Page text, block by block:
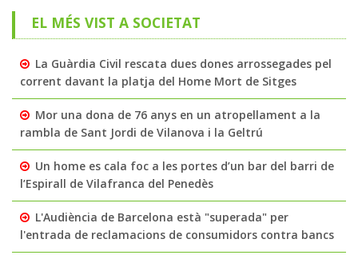
EL MÉS VIST A SOCIETAT
La Guàrdia Civil rescata dues dones arrossegades pel
corrent davant la platja del Home Mort de Sitges
Mor una dona de 76 anys en un atropellament a la
rambla de Sant Jordi de Vilanova i la Geltrú
Un home es cala foc a les portes d’un bar del barri de
l’Espirall de Vilafranca del Penedès
L'Audiència de Barcelona està "superada" per
l'entrada de reclamacions de consumidors contra bancs